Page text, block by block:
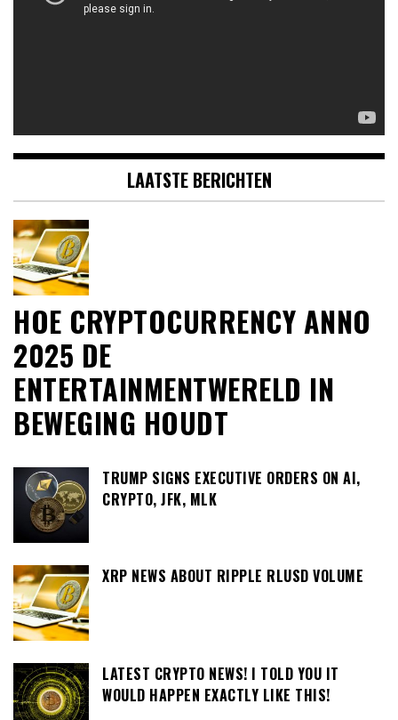
LAATSTE BERICHTEN
HOE CRYPTOCURRENCY ANNO
2025 DE
ENTERTAINMENTWERELD IN
BEWEGING HOUDT
TRUMP SIGNS EXECUTIVE ORDERS ON AI,
CRYPTO, JFK, MLK
XRP NEWS ABOUT RIPPLE RLUSD VOLUME
LATEST CRYPTO NEWS! I TOLD YOU IT
WOULD HAPPEN EXACTLY LIKE THIS!